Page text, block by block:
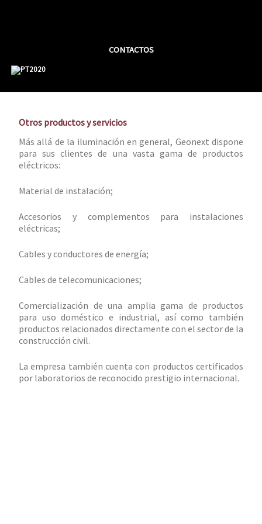
CONTACTOS
Otros productos y servicios
Más allá de la iluminación en general, Geonext dispone
para sus clientes de una vasta gama de productos
eléctricos:
Material de instalación;
Accesorios y complementos para instalaciones
eléctricas;
Cables y conductores de energía;
Cables de telecomunicaciones;
Comercialización de una amplia gama de productos
para uso doméstico e industrial, así como también
productos relacionados directamente con el sector de la
construcción civil.
La empresa también cuenta con productos certificados
por laboratorios de reconocido prestigio internacional.